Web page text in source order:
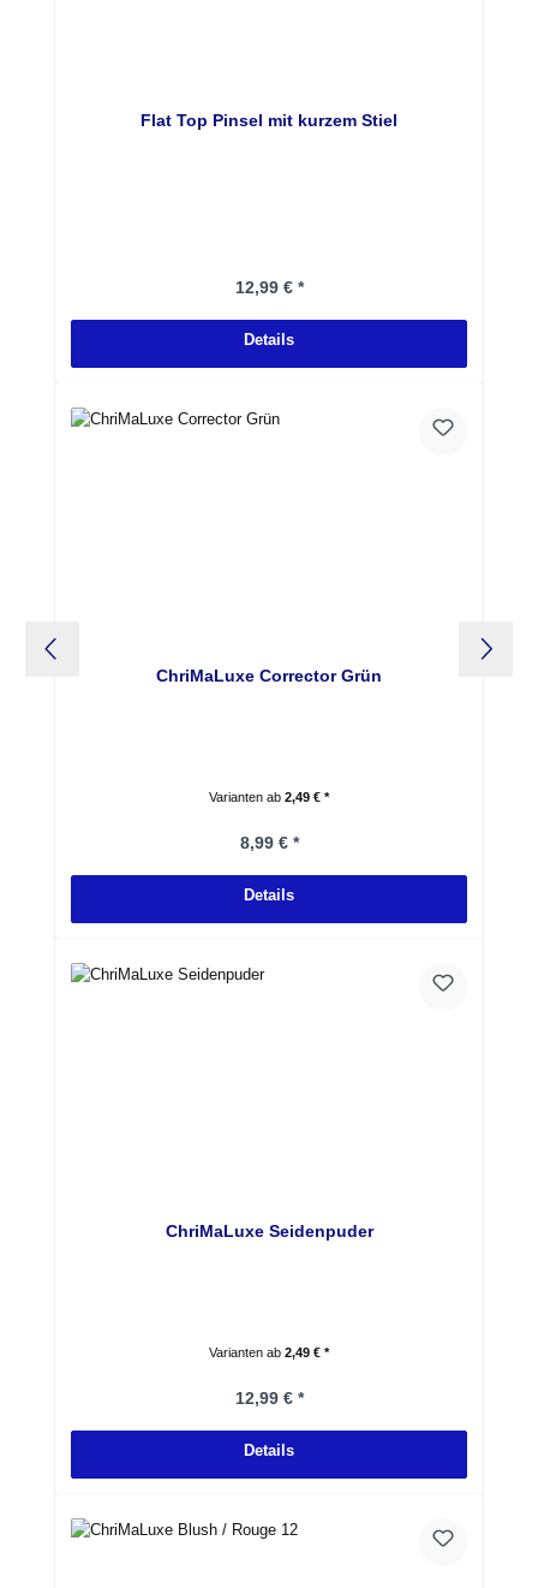
Flat Top Pinsel mit kurzem Stiel
Regulärer Preis:
12,99 € *
Details
ChriMaLuxe Corrector Grün
Varianten ab 2,49 € *
Regulärer Preis:
8,99 € *
Details
ChriMaLuxe Seidenpuder
Varianten ab 2,49 € *
Regulärer Preis:
12,99 € *
Details